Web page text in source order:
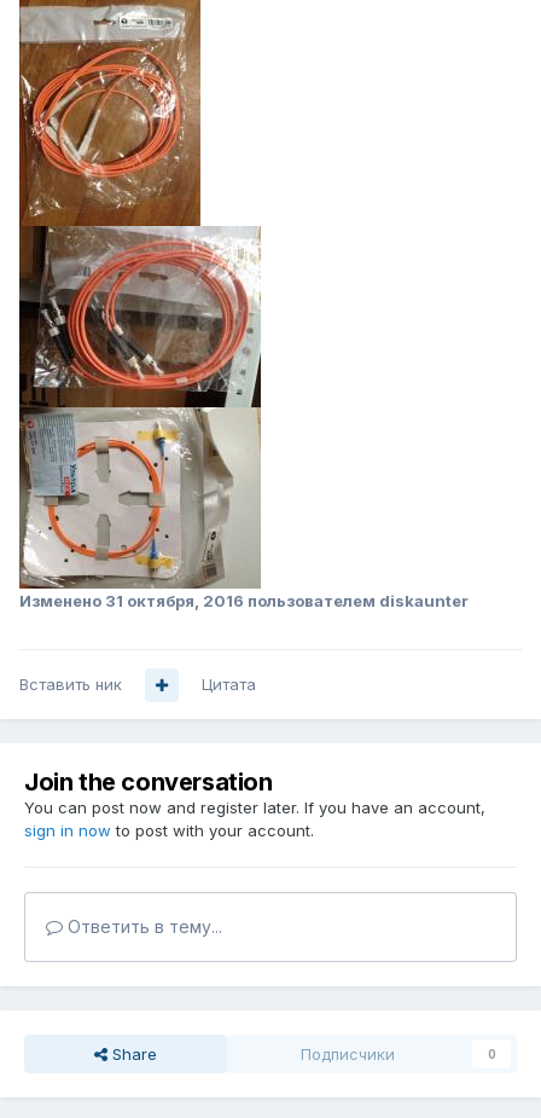
Изменено 31 октября, 2016 пользователем diskaunter
Вставить ник Цитата
Join the conversation
You can post now and register later. If you have an account,
sign in now to post with your account.
Ответить в тему...
Share Подписчики 0